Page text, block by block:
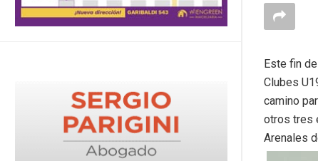
Este fin
Clubes
camino
otros tres
Arenales